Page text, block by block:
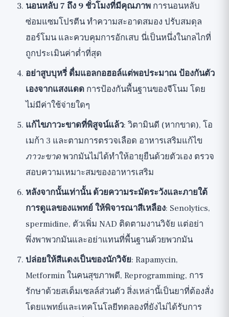
นอนหลับ 7 ถึง 9 ชั่วโมงที่มีคุณภาพ การนอนหลับ
ซ่อมแซมโปรตีน ทำความสะอาดสมอง ปรับสมดุล
ฮอร์โมน และควบคุมการอักเสบ นี่เป็นหนึ่งในกลไกที่
ถูกประเมินค่าต่ำที่สุด
อย่าสูบบุหรี่ ดื่มแอลกอฮอล์แต่พอประมาณ ป้องกันตัว
เองจากแสงแดด การป้องกันพื้นฐานของจีโนม โดย
ไม่มีค่าใช้จ่ายใดๆ
แก้ไขภาวะขาดที่พิสูจน์แล้ว: วิตามินดี (หากขาด), โอ
เมก้า 3 และตามการตรวจเลือด อาหารเสริมแก้ไข
ภาวะขาดพวกมันไม่ได้ทำให้อายุยืนด้วยตัวเอง ตรวจ
สอบความเหมาะสมของอาหารเสริม
หลังจากนั้นเท่านั้น ด้วยความระมัดระวังและภายใต้
การดูแลของแพทย์ ให้พิจารณาสีเหลือง: Senolytics,
spermidine, ตัวเพิ่ม NAD ติดตามงานวิจัย แต่อย่า
พึ่งพาพวกมันและอย่าแทนที่พื้นฐานด้วยพวกมัน
ปล่อยให้สีแดงเป็นของนักวิจัย: Rapamycin,
Metformin ในคนสุขภาพดี, Reprogramming, การ
รักษาด้วยสเต็มเซลล์ส่วนตัว สิ่งเหล่านี้เป็นยาที่ต้องสั่ง
โดยแพทย์และเทคโนโลยีทดลองที่ยังไม่ได้รับการ